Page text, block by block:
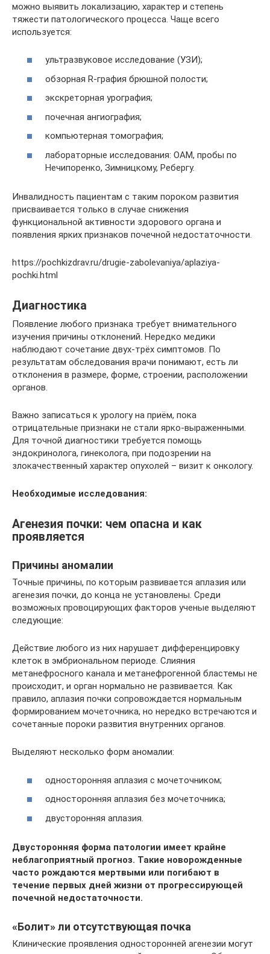
можно выявить локализацию, характер и степень
тяжести патологического процесса. Чаще всего
используется:
ультразвуковое исследование (УЗИ);
обзорная R-графия брюшной полости;
экскреторная урография;
почечная ангиография;
компьютерная томография;
лабораторные исследования: ОАМ, пробы по
Нечипоренко, Зимницкому, Ребергу.
Инвалидность пациентам с таким пороком развития
присваивается только в случае снижения
функциональной активности здорового органа и
появления ярких признаков почечной недостаточности.
https://pochkizdrav.ru/drugie-zabolevaniya/aplaziya-
pochki.html
Диагностика
Появление любого признака требует внимательного
изучения причины отклонений. Нередко медики
наблюдают сочетание двух-трёх симптомов. По
результатам обследования врачи понимают, есть ли
отклонения в размере, форме, строении, расположении
органов.
Важно записаться к урологу на приём, пока
отрицательные признаки не стали ярко-выраженными.
Для точной диагностики требуется помощь
эндокринолога, гинеколога, при подозрении на
злокачественный характер опухолей – визит к онкологу.
Необходимые исследования:
Агенезия почки: чем опасна и как
проявляется
Причины аномалии
Точные причины, по которым развивается аплазия или
агенезия почки, до конца не установлены. Среди
возможных провоцирующих факторов ученые выделяют
следующие:
Действие любого из них нарушает дифференцировку
клеток в эмбриональном периоде. Слияния
метанефросного канала и метанефрогенной бластемы не
происходит, и орган нормально не развивается. Как
правило, аплазия почки сопровождается нормальным
формированием мочеточника, но нередко встречаются и
сочетанные пороки развития внутренних органов.
Выделяют несколько форм аномалии:
односторонняя аплазия с мочеточником;
односторонняя аплазия без мочеточника;
двусторонняя аплазия.
Двусторонняя форма патологии имеет крайне
неблагоприятный прогноз. Такие новорожденные
часто рождаются мертвыми или погибают в
течение первых дней жизни от прогрессирующей
почечной недостаточности.
«Болит» ли отсутствующая почка
Клинические проявления односторонней агенезии могут